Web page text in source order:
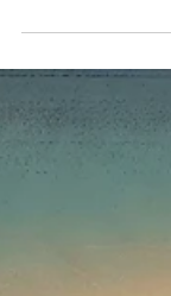
reste un problème